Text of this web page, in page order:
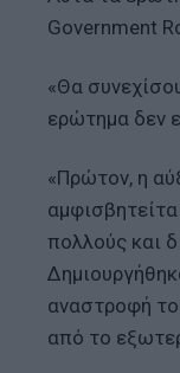
Government
«Θα
ερώτημα δεν
«Πρώτον, η
πολλούς και
αναστροφή
από το